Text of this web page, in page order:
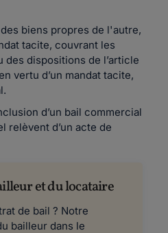
biens propres de l'autre,
tacite, couvrant les
dispositions de l’article
vertu d’un mandat tacite,
d’un bail commercial
relèvent d’un acte de
et du locataire
de bail ? Notre
bailleur dans le